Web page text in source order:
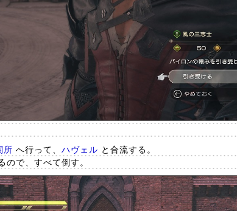
所 へ行って、 ハヴェル と合流する。
ので、すべて倒す。